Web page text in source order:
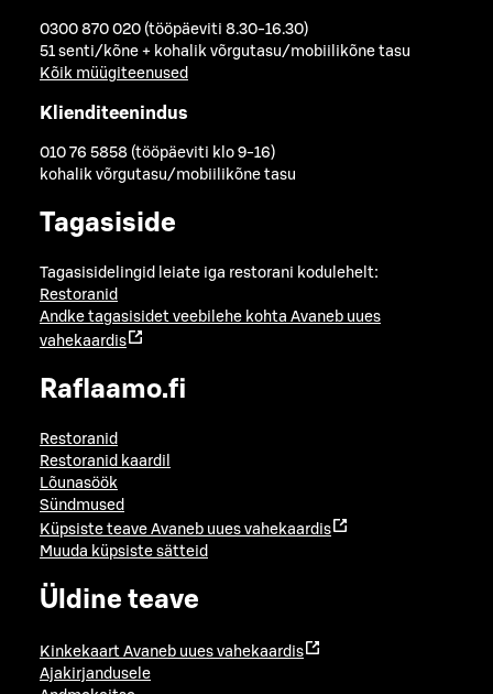
0300 870 020 (tööpäeviti 8.30-16.30)
51 senti/kõne + kohalik võrgutasu/mobiilikõne tasu
Kõik müügiteenused
Klienditeenindus
010 76 5858 (tööpäeviti klo 9-16)
kohalik võrgutasu/mobiilikõne tasu
Tagasiside
Tagasisidelingid leiate iga restorani kodulehelt:
Restoranid
Andke tagasisidet veebilehe kohta Avaneb uues
vahekaardis
Raflaamo.fi
Restoranid
Restoranid kaardil
Lõunasöök
Sündmused
Küpsiste teave Avaneb uues vahekaardis
Muuda küpsiste sätteid
Üldine teave
Kinkekaart Avaneb uues vahekaardis
Ajakirjandusele